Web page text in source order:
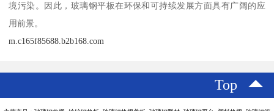
境污染。因此，玻璃钢平板在环保和可持续发展方面具有广阔的应
用前景。
m.c165f85688.b2b168.com
Top